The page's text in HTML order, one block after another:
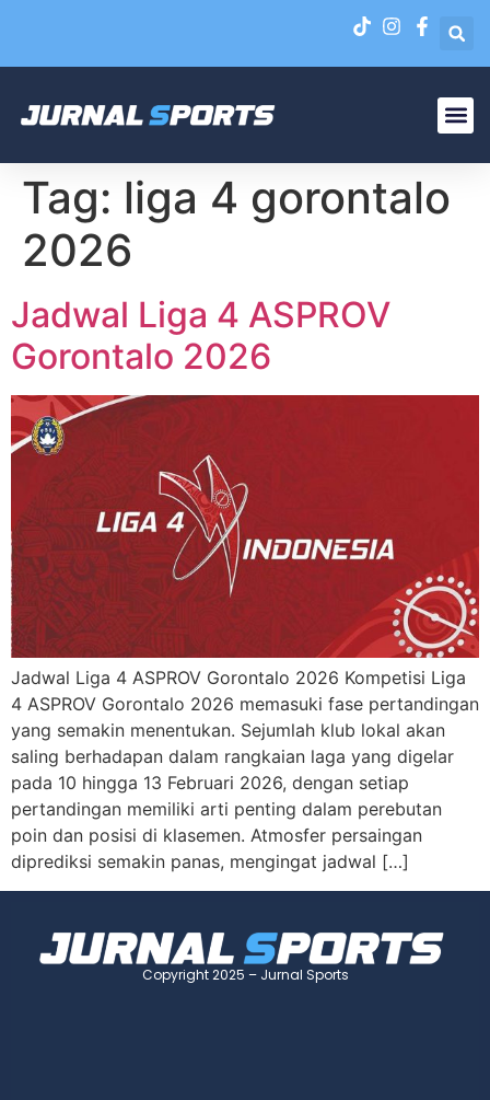
Tag: liga 4 gorontalo
2026
Jadwal Liga 4 ASPROV
Gorontalo 2026
Jadwal Liga 4 ASPROV Gorontalo 2026 Kompetisi Liga
4 ASPROV Gorontalo 2026 memasuki fase pertandingan
yang semakin menentukan. Sejumlah klub lokal akan
saling berhadapan dalam rangkaian laga yang digelar
pada 10 hingga 13 Februari 2026, dengan setiap
pertandingan memiliki arti penting dalam perebutan
poin dan posisi di klasemen. Atmosfer persaingan
diprediksi semakin panas, mengingat jadwal […]
Copyright 2025 – Jurnal Sports